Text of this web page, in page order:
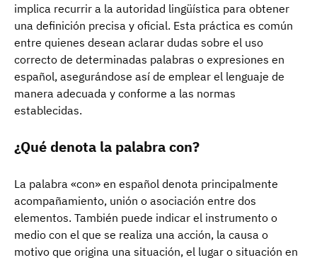
implica recurrir a la autoridad lingüística para obtener
una definición precisa y oficial. Esta práctica es común
entre quienes desean aclarar dudas sobre el uso
correcto de determinadas palabras o expresiones en
español, asegurándose así de emplear el lenguaje de
manera adecuada y conforme a las normas
establecidas.
¿Qué denota la palabra con?
La palabra «con» en español denota principalmente
acompañamiento, unión o asociación entre dos
elementos. También puede indicar el instrumento o
medio con el que se realiza una acción, la causa o
motivo que origina una situación, el lugar o situación en